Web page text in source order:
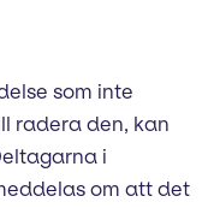
som inte
radera den, kan
i
om att det